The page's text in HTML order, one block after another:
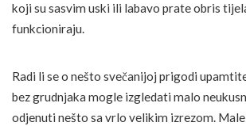
koji su sasvim uski ili labavo prate obris
funkcioniraju.
Radi li se o nešto svečanijoj prigodi
bez grudnjaka mogle izgledati malo
odjenuti nešto sa vrlo velikim izrezom.